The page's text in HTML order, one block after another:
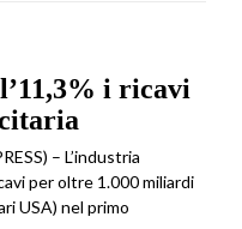
i ricavi
– L’industria
per oltre 1.000 miliardi
USA) nel primo